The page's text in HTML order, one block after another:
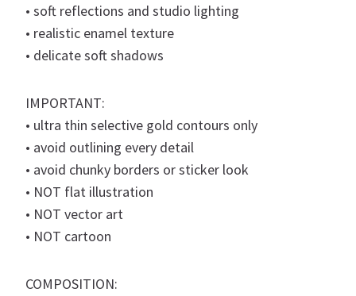
• soft reflections and studio lighting
• realistic enamel texture
• delicate soft shadows
IMPORTANT:
• ultra thin selective gold contours only
• avoid outlining every detail
• avoid chunky borders or sticker look
• NOT flat illustration
• NOT vector art
• NOT cartoon
COMPOSITION: